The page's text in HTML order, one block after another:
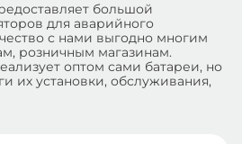
большой
для аварийного
с нами выгодно многим
розничным магазинам.
оптом сами батареи, но
их установки, обслуживания,